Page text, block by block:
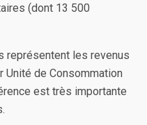
(dont 13 500
représentent les revenus
de Consommation
est très importante